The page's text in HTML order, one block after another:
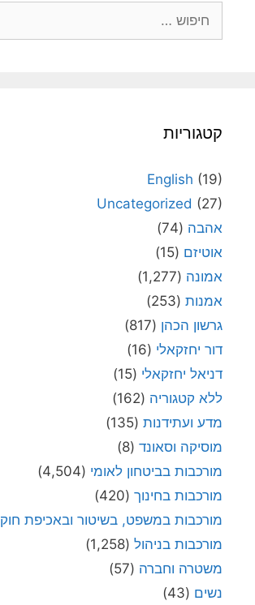
קטגוריות
English (19)
Uncategorized (27)
אהבה (74)
אוטיזם (15)
אמונה (1,277)
אמנות (253)
גרשון הכהן (817)
דור יחזקאלי (16)
דניאל יחזקאלי (15)
ללא קטגוריה (162)
מדע ועתידנות (135)
מוסיקה וסאונד (8)
מורכבות בביטחון לאומי (4,504)
מורכבות בחינוך (420)
מורכבות במשפט, בשיטור ובאכיפת חוק
מורכבות בניהול (1,258)
משטרה וחברה (57)
נשים (43)